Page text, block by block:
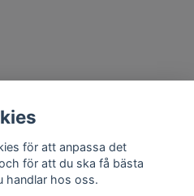
Registrera
för att anpassa det
för att du ska få bästa
handlar hos oss.